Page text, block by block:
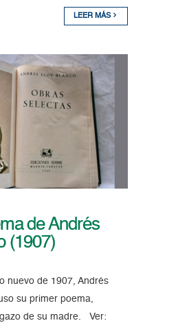
LEER MÁS
de Andrés
(1907)
nuevo de 1907, Andrés
su primer poema,
de su madre. Ver: